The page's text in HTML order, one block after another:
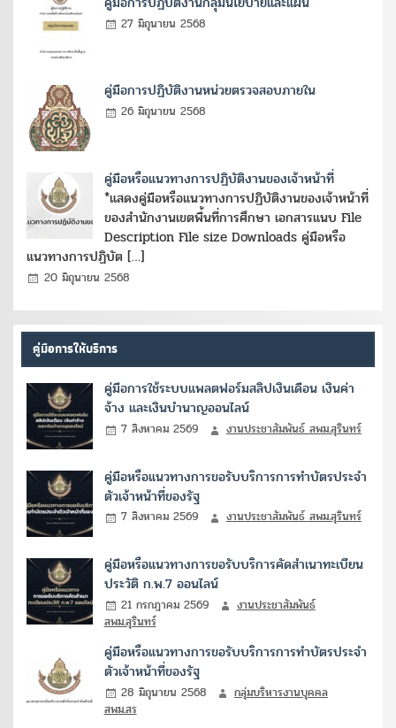
27 มิถุนายน 2568
คู่มือการปฏิบัติงานหน่วยตรวจสอบภายใน
26 มิถุนายน 2568
คู่มือหรือแนวทางการปฏิบัติงานของเจ้าหน้าที่
*แสดงคู่มือหรือแนวทางการปฏิบัติงานของเจ้าหน้าที่
ของสำนักงานเขตพื้นที่การศึกษา เอกสารแนบ File
Description File size Downloads คู่มือหรือ
แนวทางการปฏิบัต […]
20 มิถุนายน 2568
คู่มือการให้บริการ
คู่มือการใช้ระบบแพลตฟอร์มสลิปเงินเดือน เงินค่า
จ้าง และเงินบำนาญออนไลน์
7 สิงหาคม 2569 งานประชาสัมพันธ์ สพม.สุรินทร์
คู่มือหรือแนวทางการขอรับบริการการทำบัตรประจำ
ตัวเจ้าหน้าที่ของรัฐ
7 สิงหาคม 2569 งานประชาสัมพันธ์ สพม.สุรินทร์
คู่มือหรือแนวทางการขอรับบริการคัดสำเนาทะเบียน
ประวัติ ก.พ.7 ออนไลน์
21 กรกฎาคม 2569
งานประชาสัมพันธ์
สพม.สุรินทร์
คู่มือหรือแนวทางการขอรับบริการการทำบัตรประจำ
ตัวเจ้าหน้าที่ของรัฐ
28 มิถุนายน 2568
กลุ่มบริหารงานบุคคล
สพม.สร